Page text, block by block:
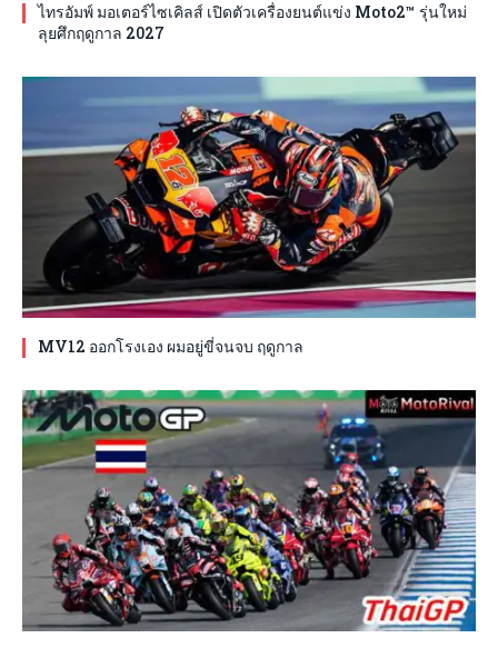
ไทรอัมพ์ มอเตอร์ไซเคิลส์ เปิดตัวเครื่องยนต์แข่ง Moto2™ รุ่นใหม่
ลุยศึกฤดูกาล 2027
MV12 ออกโรงเอง ผมอยู่ขี่จนจบ ฤดูกาล